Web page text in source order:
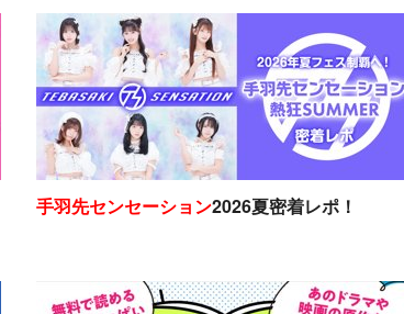
手羽先センセーション2026夏密着レポ！